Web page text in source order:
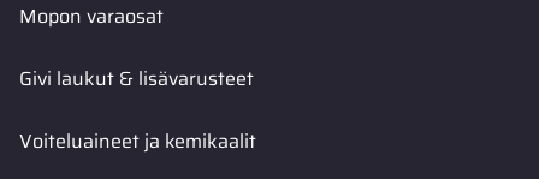
Mopon varaosat
Givi laukut & lisävarusteet
Voiteluaineet ja kemikaalit